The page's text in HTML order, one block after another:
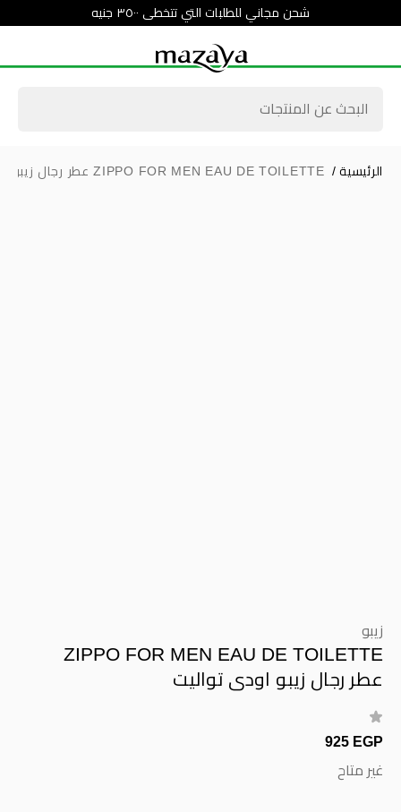
شحن مجاني للطلبات التي تتخطى ٣٥٠٠ جنيه
الرئيسية / ZIPPO FOR MEN EAU DE TOILETTE عطر رجال زيبو اودى تواليت
زيبو
ZIPPO FOR MEN EAU DE TOILETTE
عطر رجال زيبو اودى تواليت
925 EGP
غير متاح